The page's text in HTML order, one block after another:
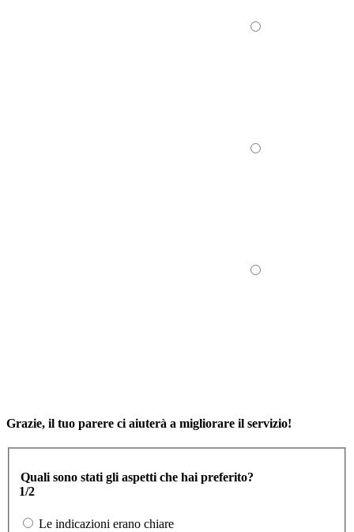
Grazie, il tuo parere ci aiuterà a migliorare il servizio!
Quali sono stati gli aspetti che hai preferito?
1/2
Le indicazioni erano chiare